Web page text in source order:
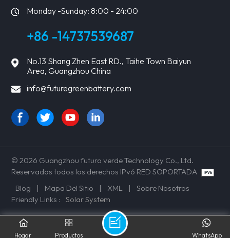
Monday -Sunday: 8:00 - 24:00
+86 -14737539687
No.13 Shang Zhen East RD., Taihe Town Baiyun
Area, Guangzhou China
info@futuregreenbattery.com
© 2026 Guangzhou futuro verde Technology Co., Ltd.
Reservados todos los derechos IPv6 RED SOPORTADA
Blog
| Mapa Del Sitio | XML |
Sobre Nosotros
Friendly Links :
Solar System
Hogar Productos WhatsApp